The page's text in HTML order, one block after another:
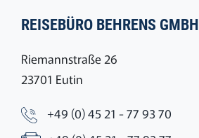
REISEBÜRO BEHRENS GMBH
Riemannstraße 26
23701 Eutin
+49 (0) 45 21 - 77 93 70